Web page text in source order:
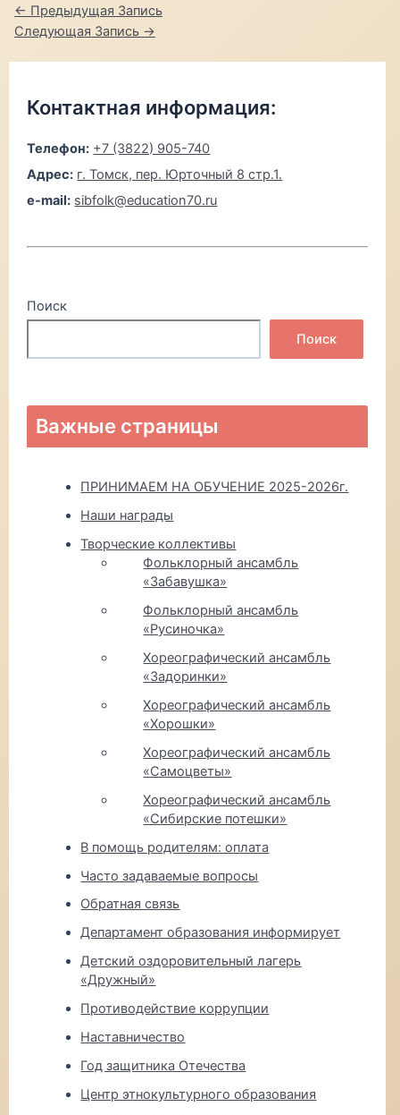
Навигация
по
← Предыдущая Запись
Следующая Запись →
Контактная информация:
Телефон: +7 (3822) 905-740
Адрес: г. Томск, пер. Юрточный 8 стр.1.
e-mail: sibfolk@education70.ru
Поиск
Поиск
Важные страницы
ПРИНИМАЕМ НА ОБУЧЕНИЕ 2025-2026г.
Наши награды
Творческие коллективы
Фольклорный ансамбль
«Забавушка»
Фольклорный ансамбль
«Русиночка»
Хореографический ансамбль
«Задоринки»
Хореографический ансамбль
«Хорошки»
Хореографический ансамбль
«Самоцветы»
Хореографический ансамбль
«Сибирские потешки»
В помощь родителям: оплата
Часто задаваемые вопросы
Обратная связь
Департамент образования информирует
Детский оздоровительный лагерь
«Дружный»
Противодействие коррупции
Наставничество
Год защитника Отечества
Центр этнокультурного образования